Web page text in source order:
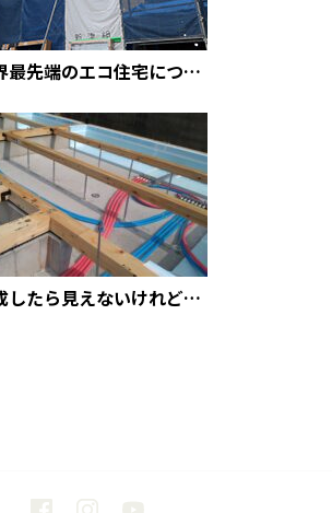
最先端のエコ住宅につ…
したら見えないけれど…